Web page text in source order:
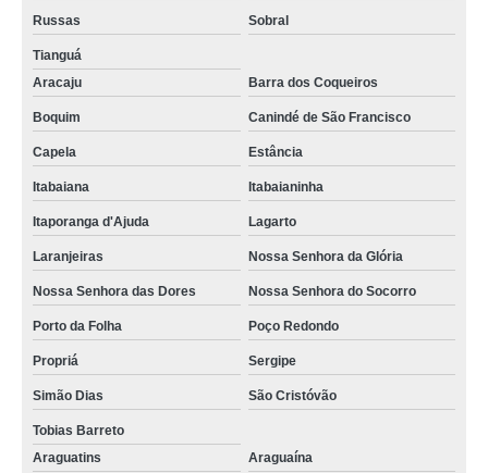
Russas Sobral
Tianguá
Aracaju
Barra dos Coqueiros
Boquim Canindé de São Francisco
Capela Estância
Itabaiana Itabaianinha
Itaporanga d'Ajuda Lagarto
Laranjeiras Nossa Senhora da Glória
Nossa Senhora das Dores Nossa Senhora do Socorro
Porto da Folha Poço Redondo
Propriá Sergipe
Simão Dias São Cristóvão
Tobias Barreto
Araguatins
Araguaína